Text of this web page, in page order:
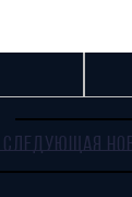
СЛЕДУЮЩАЯ